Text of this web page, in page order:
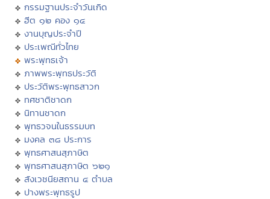
กรรมฐานประจำวันเกิด
ฮีต ๑๒ คอง ๑๔
งานบุญประจำปี
ประเพณีทั่วไทย
พระพุทธเจ้า
ภาพพระพุทธประวัติ
ประวัติพระพุทธสาวก
ทศชาติชาดก
นิทานชาดก
พุทธวจนในธรรมบท
มงคล ๓๘ ประการ
พุทธศาสนสุภาษิต
พุทธศาสนสุภาษิต ๖๒๑
สังเวชนียสถาน ๔ ตำบล
ปางพระพุทธรูป